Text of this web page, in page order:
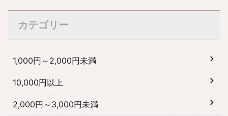
カテゴリー
1,000円～2,000円未満
10,000円以上
2,000円～3,000円未満